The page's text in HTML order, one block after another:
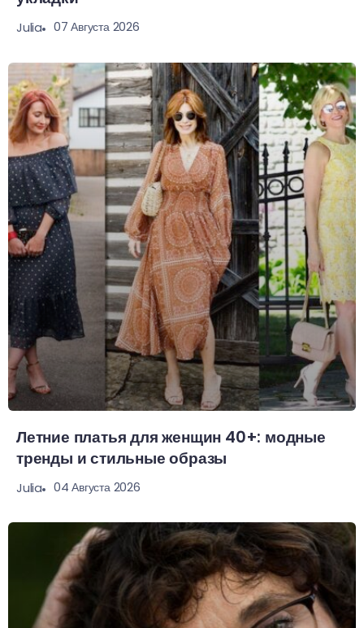
Julia 07 Августа 2026
Летние платья для женщин 40+: модные
тренды и стильные образы
Julia 04 Августа 2026